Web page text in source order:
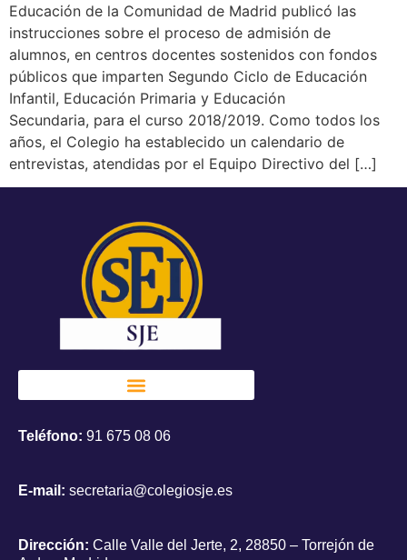
Educación de la Comunidad de Madrid publicó las
instrucciones sobre el proceso de admisión de
alumnos, en centros docentes sostenidos con fondos
públicos que imparten Segundo Ciclo de Educación
Infantil, Educación Primaria y Educación
Secundaria, para el curso 2018/2019. Como todos los
años, el Colegio ha establecido un calendario de
entrevistas, atendidas por el Equipo Directivo del […]
Teléfono: 91 675 08 06
E-mail: secretaria@colegiosje.es
Dirección: Calle Valle del Jerte, 2, 28850 – Torrejón de